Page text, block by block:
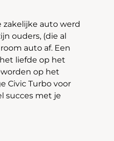
zakelijke auto werd
ouders, (die al
auto af. Een
liefde op het
op het
Civic Turbo voor
succes met je